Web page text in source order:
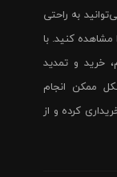
به راحتی
کنید. با
خرید و تمدید
ممکن انجام
کرده و از